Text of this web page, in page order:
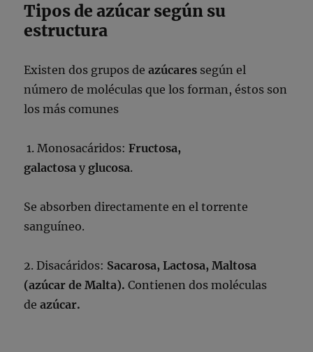
Tipos de azúcar según su
estructura
Existen dos grupos deazúcares según el
número de moléculas que los forman, éstos son
los más comunes
1. Monosacáridos:Fructosa,
galactosa y glucosa.
Se absorben directamente en el torrente
sanguíneo.
2. Disacáridos: Sacarosa, Lactosa, Maltosa
(azúcar de Malta).Contienen dos moléculas
de azúcar.